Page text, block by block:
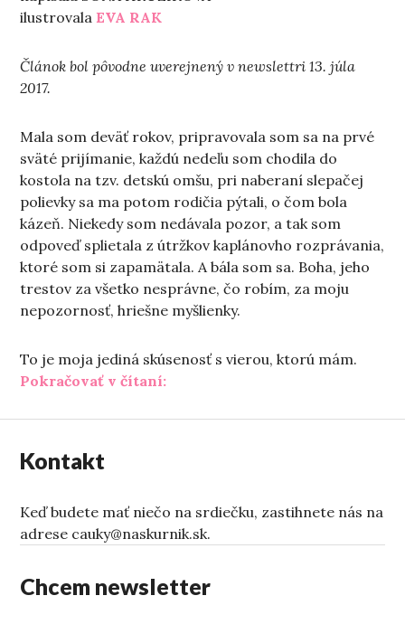
ilustrovala EVA RAK
Článok bol pôvodne uverejnený v newslettri 13. júla
2017.
Mala som deväť rokov, pripravovala som sa na prvé
sväté prijímanie, každú nedeľu som chodila do
kostola na tzv. detskú omšu, pri naberaní slepačej
polievky sa ma potom rodičia pýtali, o čom bola
kázeň. Niekedy som nedávala pozor, a tak som
odpoveď splietala z útržkov kaplánovho rozprávania,
ktoré som si zapamätala. A bála som sa. Boha, jeho
trestov za všetko nesprávne, čo robím, za moju
nepozornosť, hriešne myšlienky.
To je moja jediná skúsenosť s vierou, ktorú mám.
Pokračovať v čítaní:„Ako žijú ženy s Bohom“
Kontakt
Keď budete mať niečo na srdiečku, zastihnete nás na
adrese cauky@naskurnik.sk.
Chcem newsletter